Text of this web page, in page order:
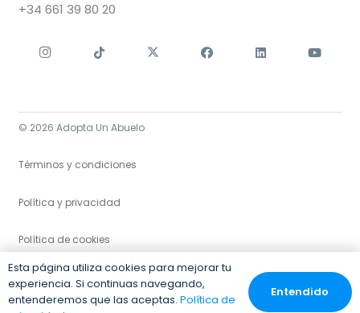
+34 661 39 80 20
© 2026 Adopta Un Abuelo
Términos y condiciones
Política y privacidad
Política de cookies
Esta página utiliza cookies para mejorar tu
experiencia. Si continuas navegando,
entenderemos que las aceptas. Política de
Entendido